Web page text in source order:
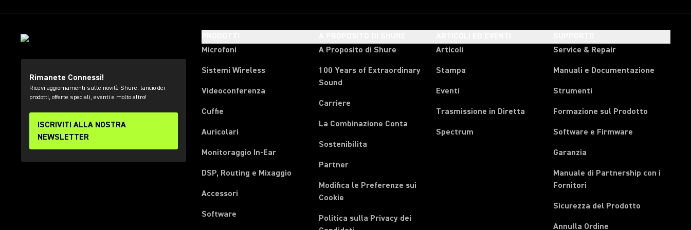
Rimanete Connessi!
Ricevi aggiornamenti sulle novità Shure, lancio dei
prodotti, offerte speciali, eventi e molto altro!
ISCRIVITI ALLA NOSTRA
NEWSLETTER
Microfoni
Sistemi Wireless
Videoconferenza
Cuffie
Auricolari
Monitoraggio In-Ear
DSP, Routing e Mixaggio
Accessori
Software
A Proposito di Shure
100 Years of Extraordinary
Sound
Carriere
La Combinazione Conta
Sostenibilita
Partner
Modifica le Preferenze sui
Cookie
Politica sulla Privacy dei
Articoli
Stampa
Eventi
Trasmissione in Diretta
Spectrum
Service & Repair
Manuali e Documentazione
Strumenti
Formazione sul Prodotto
Software e Firmware
Garanzia
Manuale di Partnership con i
Fornitori
Sicurezza del Prodotto
Annulla Ordine